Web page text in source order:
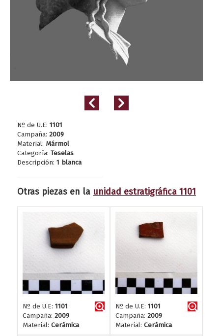
Nº de U.E: 1101
Campaña: 2009
Material: Mármol
Categoría: Teselas
Descripción: 1 blanca
Otras piezas en la unidad estratigráfica 1101
Nº de U.E: 1101
Campaña: 2009
Material: Cerámica
Nº de U.E: 1101
Campaña: 2009
Material: Cerámica